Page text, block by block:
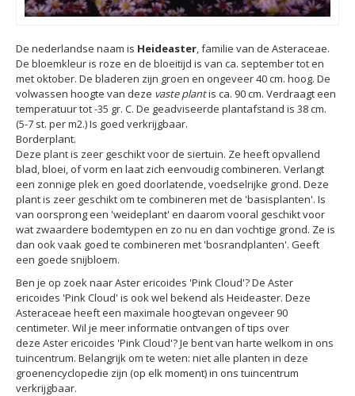
De nederlandse naam is Heideaster, familie van de Asteraceae.
De bloemkleur is roze en de bloeitijd is van ca. september tot en
met oktober. De bladeren zijn groen en ongeveer 40 cm. hoog. De
volwassen hoogte van deze vaste plantis ca. 90 cm. Verdraagt een
temperatuur tot -35 gr. C. De geadviseerde plantafstand is 38 cm.
(5-7 st. per m2.) Is goed verkrijgbaar.
Borderplant.
Deze plant is zeer geschikt voor de siertuin. Ze heeft opvallend
blad, bloei, of vorm en laat zich eenvoudig combineren. Verlangt
een zonnige plek en goed doorlatende, voedselrijke grond. Deze
plant is zeer geschikt om te combineren met de 'basisplanten'. Is
van oorsprong een 'weideplant' en daarom vooral geschikt voor
wat zwaardere bodemtypen en zo nu en dan vochtige grond. Ze is
dan ook vaak goed te combineren met 'bosrandplanten'. Geeft
een goede snijbloem.
Ben je op zoek naar Aster ericoides 'Pink Cloud'? De Aster
ericoides 'Pink Cloud' is ook wel bekend als Heideaster. Deze
Asteraceae heeft een maximale hoogtevan ongeveer 90
centimeter. Wil je meer informatie ontvangen of tips over
deze Aster ericoides 'Pink Cloud'? Je bent van harte welkom in ons
tuincentrum. Belangrijk om te weten: niet alle planten in deze
groenencyclopedie zijn (op elk moment) in ons tuincentrum
verkrijgbaar.